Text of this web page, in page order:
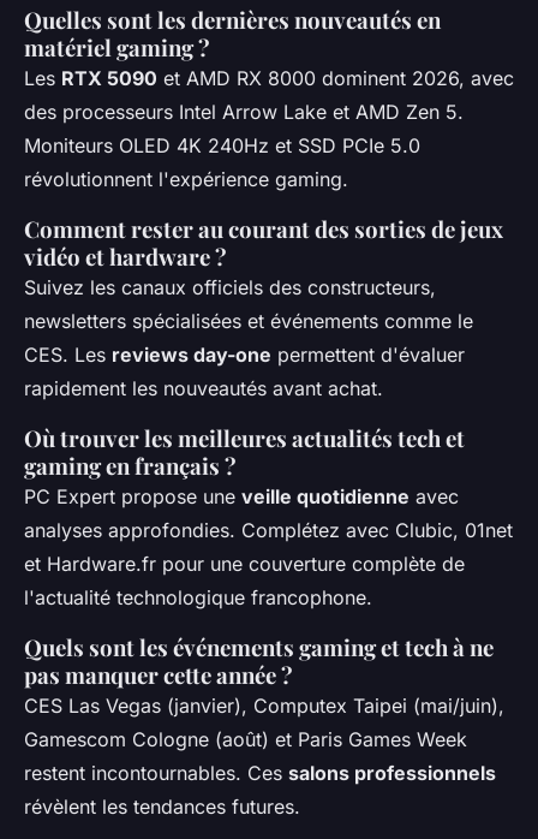
Quelles sont les dernières nouveautés en
matériel gaming ?
Les RTX 5090 et AMD RX 8000 dominent 2026, avec
des processeurs Intel Arrow Lake et AMD Zen 5.
Moniteurs OLED 4K 240Hz et SSD PCIe 5.0
révolutionnent l'expérience gaming.
Comment rester au courant des sorties de jeux
vidéo et hardware ?
Suivez les canaux officiels des constructeurs,
newsletters spécialisées et événements comme le
CES. Les reviews day-one permettent d'évaluer
rapidement les nouveautés avant achat.
Où trouver les meilleures actualités tech et
gaming en français ?
PC Expert propose une veille quotidienne avec
analyses approfondies. Complétez avec Clubic, 01net
et Hardware.fr pour une couverture complète de
l'actualité technologique francophone.
Quels sont les événements gaming et tech à ne
pas manquer cette année ?
CES Las Vegas (janvier), Computex Taipei (mai/juin),
Gamescom Cologne (août) et Paris Games Week
restent incontournables. Ces salons professionnels
révèlent les tendances futures.